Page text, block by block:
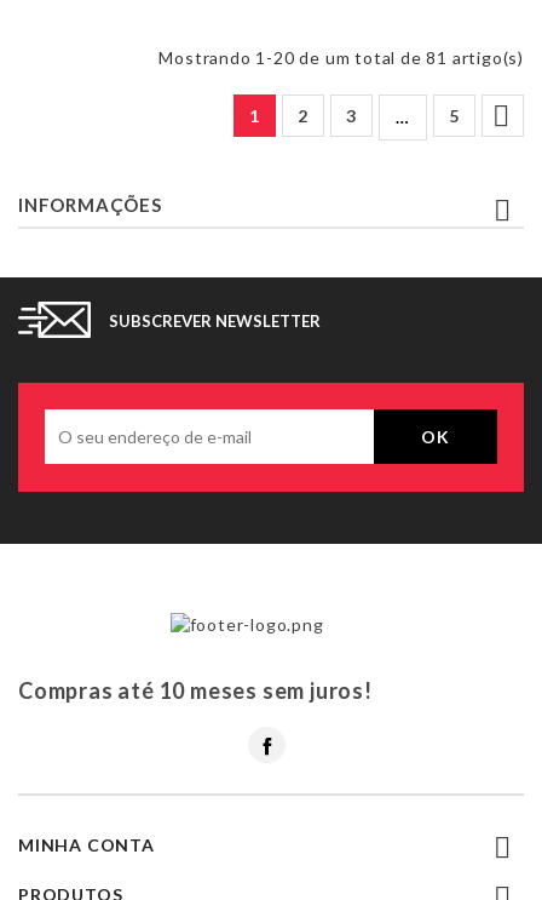
Mostrando 1-20 de um total de 81 artigo(s)
1 2 3 … 5 
INFORMAÇÕES 
SUBSCREVER NEWSLETTER
Compras até 10 meses sem juros!
MINHA CONTA 
PRODUTOS